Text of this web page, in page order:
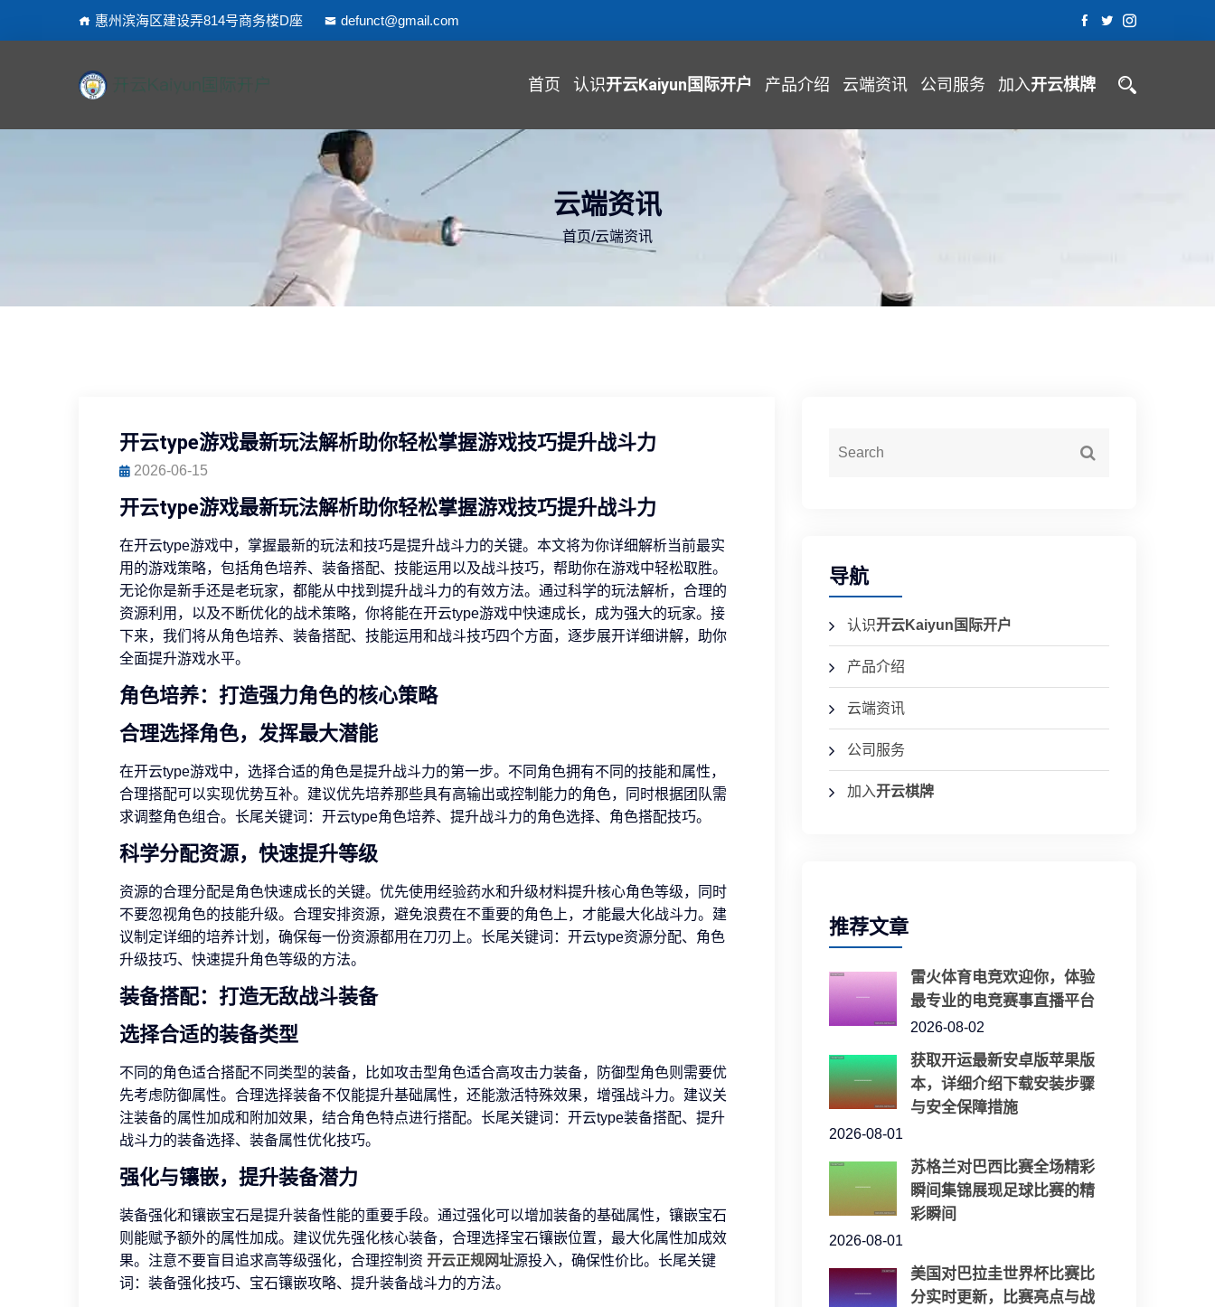
惠州滨海区建设弄814号商务楼D座 defunct@gmail.com
首页 认识开云Kaiyun国际开户 产品介绍 云端资讯 公司服务 加入开云棋牌
云端资讯
首页/云端资讯
开云type游戏最新玩法解析助你轻松掌握游戏技巧提升战斗力
2026-06-15
开云type游戏最新玩法解析助你轻松掌握游戏技巧提升战斗力
在开云type游戏中，掌握最新的玩法和技巧是提升战斗力的关键。本文将为你详细解析当前最实
用的游戏策略，包括角色培养、装备搭配、技能运用以及战斗技巧，帮助你在游戏中轻松取胜。
无论你是新手还是老玩家，都能从中找到提升战斗力的有效方法。通过科学的玩法解析，合理的
资源利用，以及不断优化的战术策略，你将能在开云type游戏中快速成长，成为强大的玩家。接
下来，我们将从角色培养、装备搭配、技能运用和战斗技巧四个方面，逐步展开详细讲解，助你
全面提升游戏水平。
角色培养：打造强力角色的核心策略
合理选择角色，发挥最大潜能
在开云type游戏中，选择合适的角色是提升战斗力的第一步。不同角色拥有不同的技能和属性，
合理搭配可以实现优势互补。建议优先培养那些具有高输出或控制能力的角色，同时根据团队需
求调整角色组合。长尾关键词：开云type角色培养、提升战斗力的角色选择、角色搭配技巧。
科学分配资源，快速提升等级
资源的合理分配是角色快速成长的关键。优先使用经验药水和升级材料提升核心角色等级，同时
不要忽视角色的技能升级。合理安排资源，避免浪费在不重要的角色上，才能最大化战斗力。建
议制定详细的培养计划，确保每一份资源都用在刀刃上。长尾关键词：开云type资源分配、角色
升级技巧、快速提升角色等级的方法。
装备搭配：打造无敌战斗装备
选择合适的装备类型
不同的角色适合搭配不同类型的装备，比如攻击型角色适合高攻击力装备，防御型角色则需要优
先考虑防御属性。合理选择装备不仅能提升基础属性，还能激活特殊效果，增强战斗力。建议关
注装备的属性加成和附加效果，结合角色特点进行搭配。长尾关键词：开云type装备搭配、提升
战斗力的装备选择、装备属性优化技巧。
强化与镶嵌，提升装备潜力
装备强化和镶嵌宝石是提升装备性能的重要手段。通过强化可以增加装备的基础属性，镶嵌宝石
则能赋予额外的属性加成。建议优先强化核心装备，合理选择宝石镶嵌位置，最大化属性加成效
果。注意不要盲目追求高等级强化，合理控制资 开云正规网址源投入，确保性价比。长尾关键
词：装备强化技巧、宝石镶嵌攻略、提升装备战斗力的方法。
导航
认识开云Kaiyun国际开户
产品介绍
云端资讯
公司服务
加入开云棋牌
推荐文章
雷火体育电竞欢迎你，体验
最专业的电竞赛事直播平台
2026-08-02
获取开运最新安卓版苹果版
本，详细介绍下载安装步骤
与安全保障措施
2026-08-01
苏格兰对巴西比赛全场精彩
瞬间集锦展现足球比赛的精
彩瞬间
2026-08-01
美国对巴拉圭世界杯比赛比
分实时更新，比赛亮点与战